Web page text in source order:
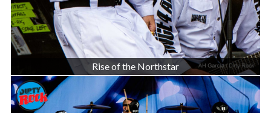
Rise of the Northstar